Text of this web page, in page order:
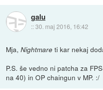
galu
::30. maj 2016, 16:42
Mja,Nightmare ti kar nekaj
P.S. še vedno ni patcha za
na 40) in OP chaingun v MP. :/